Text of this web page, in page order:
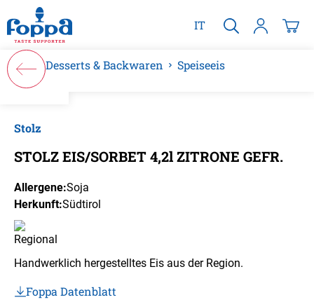
springen
IT
Desserts & Backwaren Speiseeis
Stolz
STOLZ EIS/SORBET 4,2l ZITRONE GEFR.
Allergene:Soja
Herkunft:Südtirol
Handwerklich hergestelltes Eis aus der Region.
Foppa Datenblatt